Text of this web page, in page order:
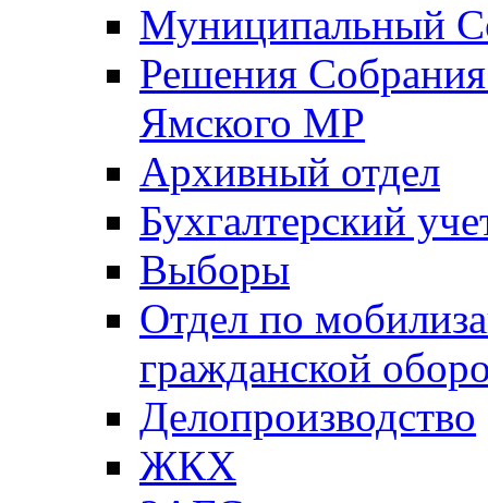
Муниципальный
Решения
Ямского МР
Архивный отдел
Бухгалтерский
Выборы
Отдел по
гражданской
Делопроизводство
ЖКХ